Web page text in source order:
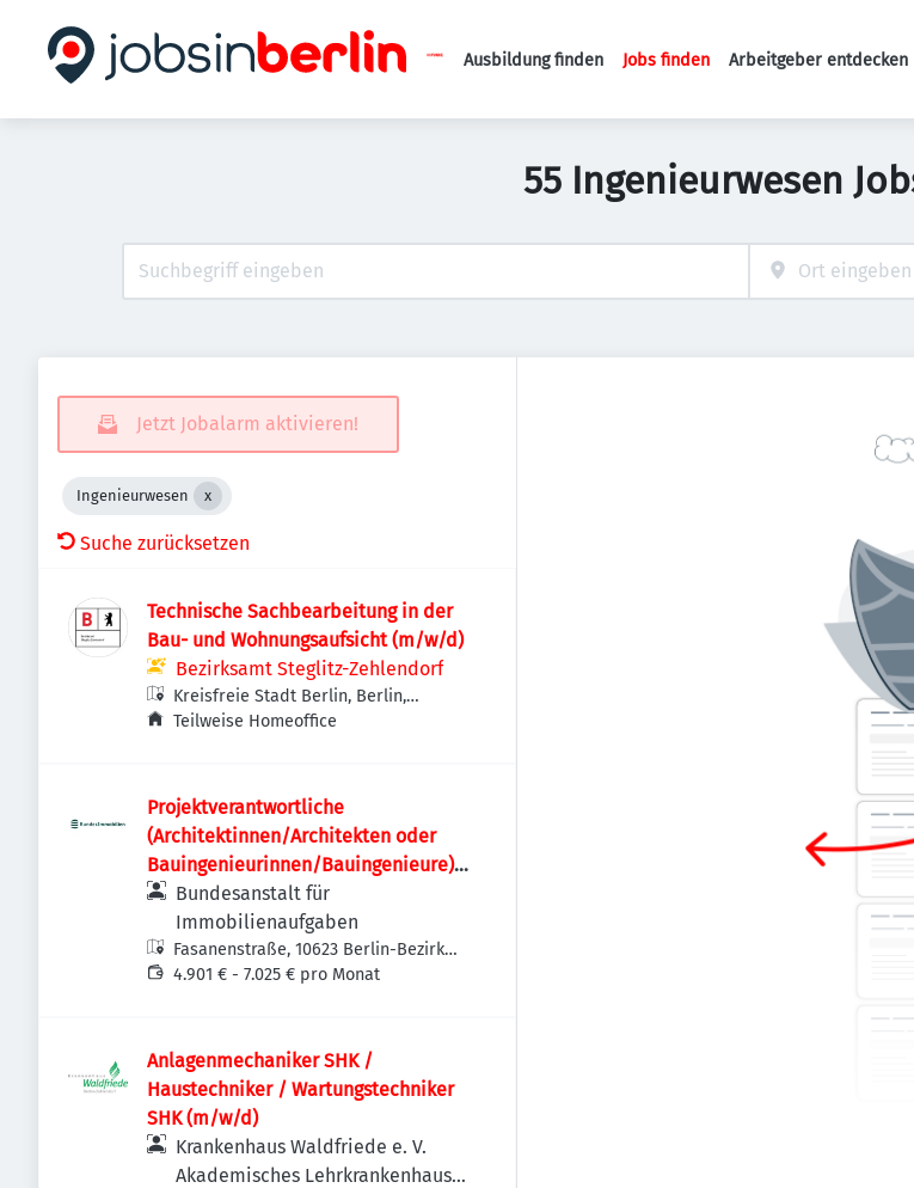
Haupt-Navigation
Ausbildung finden Jobs finden Arbeitgeber entdecken
55 Ingenieurwesen
Jetzt Jobalarm aktivieren!
Ingenieurwesen
Suche zurücksetzen
Technische Sachbearbeitung in der
Bau- und Wohnungsaufsicht (m/w/d)
Bezirksamt Steglitz-Zehlendorf
Kreisfreie Stadt Berlin, Berlin,
Deutschland
Teilweise Homeoffice
Projektverantwortliche
(Architektinnen/Architekten oder
Bauingenieurinnen/Bauingenieure)
(w/m/d)
Bundesanstalt für
Immobilienaufgaben
Fasanenstraße, 10623 Berlin-Bezirk
Charlottenburg-Wilmersdorf,
4.901 € - 7.025 € pro Monat
Anlagenmechaniker SHK /
Haustechniker / Wartungstechniker
SHK (m/w/d)
Krankenhaus Waldfriede e. V.
Akademisches Lehrkrankenhaus